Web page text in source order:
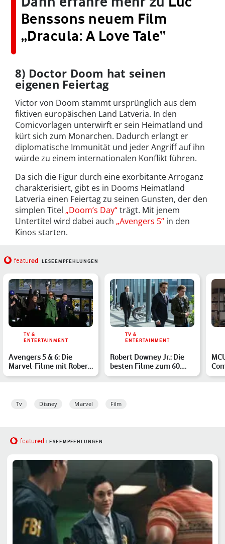
Benssons neuem Film
„Dracula: A Love Tale“
8) Doctor Doom hat seinen
eigenen Feiertag
Victor von Doom stammt ursprünglich aus dem
fiktiven europäischen Land Latveria. In den
Comicvorlagen unterwirft er sein Heimatland und
kürt sich zum Monarchen. Dadurch erlangt er
diplomatische Immunität und jeder Angriff auf ihn
würde zu einem internationalen Konflikt führen.
Da sich die Figur durch eine exorbitante Arroganz
charakterisiert, gibt es in Dooms Heimatland
Latveria einen Feiertag zu seinen Gunsten, der den
simplen Titel „Doom’s Day“trägt. Mit jenem
Untertitel wird dabei auch „Avengers 5“ in den
Kinos starten.
featured LESEEMPFEHLUNGEN
TV &
ENTERTAINMENT
Avengers 5 & 6: Die
Marvel-Filme mit Robert
Downey Jr. im Überbli…
TV &
ENTERTAINMENT
Robert Downey Jr.: Die
besten Filme zum 60.
Geburtstag des charis…
Tv Disney Marvel Film
featured LESEEMPFEHLUNGEN